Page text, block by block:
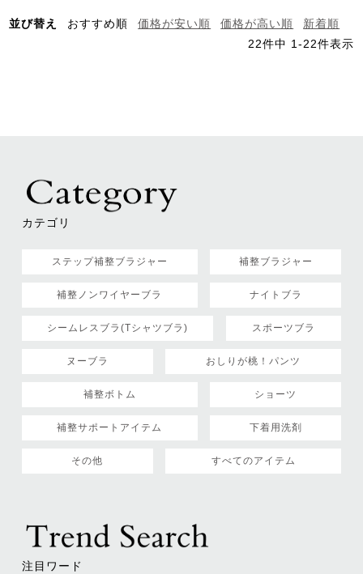
並び替え おすすめ順 価格が安い順 価格が高い順
新着順
22件中 1-22件表示
カテゴリ
ステップ補整ブラジャー 補整ブラジャー
補整ノンワイヤーブラ ナイトブラ
シームレスブラ(Tシャツブラ) スポーツブラ
ヌーブラ おしりが桃！パンツ
補整ボトム ショーツ
補整サポートアイテム 下着用洗剤
その他 すべてのアイテム
注目ワード